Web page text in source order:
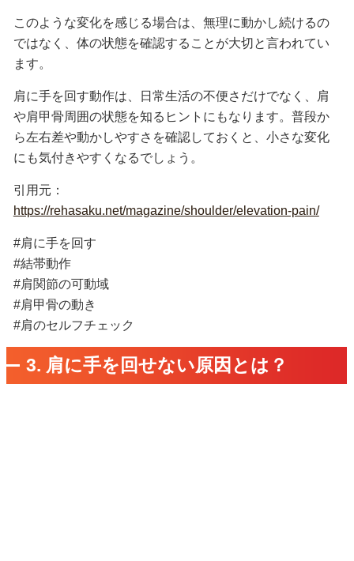
このような変化を感じる場合は、無理に動かし続けるの
ではなく、体の状態を確認することが大切と言われてい
ます。
肩に手を回す動作は、日常生活の不便さだけでなく、肩
や肩甲骨周囲の状態を知るヒントにもなります。普段か
ら左右差や動かしやすさを確認しておくと、小さな変化
にも気付きやすくなるでしょう。
引用元：
https://rehasaku.net/magazine/shoulder/elevation-pain/
#肩に手を回す
#結帯動作
#肩関節の可動域
#肩甲骨の動き
#肩のセルフチェック
3. 肩に手を回せない原因とは？